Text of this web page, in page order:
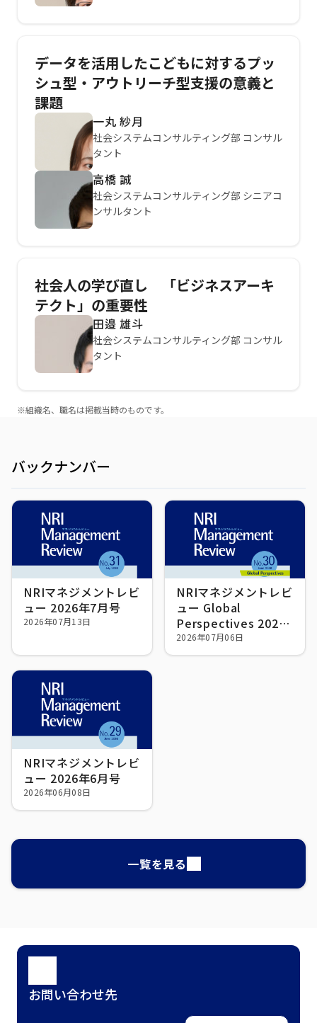
データを活用したこどもに対するプッ
シュ型・アウトリーチ型支援の意義と
課題
一丸 紗月
社会システムコンサルティング部 コンサル
タント
高橋 誠
社会システムコンサルティング部 シニアコ
ンサルタント
社会人の学び直し 「ビジネスアーキ
テクト」の重要性
田邉 雄斗
社会システムコンサルティング部 コンサル
タント
※組織名、職名は掲載当時のものです。
バックナンバー
NRIマネジメントレビ
ュー 2026年7月号
2026年07月13日
NRIマネジメントレビ
ュー Global
Perspectives 2026
年6月号
2026年07月06日
NRIマネジメントレビ
ュー 2026年6月号
2026年06月08日
一覧を見る
お問い合わせ先